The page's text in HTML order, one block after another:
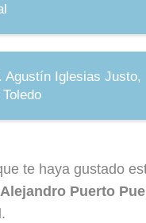
Agustín Iglesias Justo,
te haya gustado
Puerto
.